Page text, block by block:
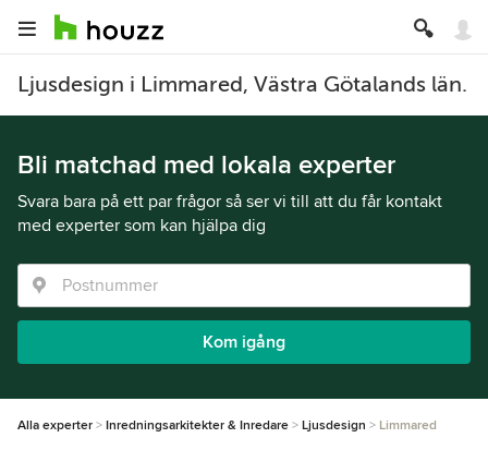
Ljusdesign i Limmared, Västra Götalands län.
Bli matchad med lokala experter
Svara bara på ett par frågor så ser vi till att du får kontakt
med experter som kan hjälpa dig
Kom igång
Alla experter Inredningsarkitekter & Inredare Ljusdesign Limmared